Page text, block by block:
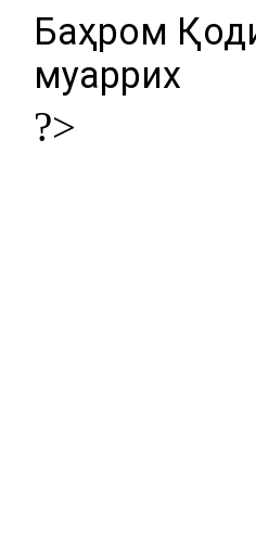
Баҳром
муаррих
?>